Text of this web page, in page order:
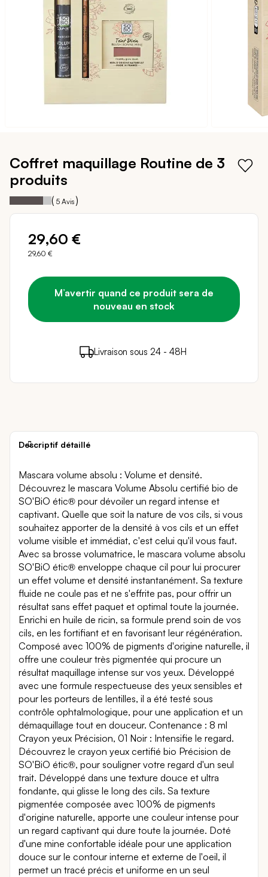
début
Galerie
d’images
Coffret maquillage Routine de 3
produits
Notation: 80
% of 100
( 5 Avis )
29,60 €
29,60 €
M’avertir quand ce produit sera de
nouveau en stock
29 points de fidélité ( 0,58 €
en achetant ce
Livraison sous 24 - 48H
Paiement sécurisé
Descriptif détaillé
Mascara volume absolu : Volume et densité.
Découvrez le mascara Volume Absolu certifié bio de
SO'BiO étic® pour dévoiler un regard intense et
captivant. Quelle que soit la nature de vos cils, si vous
souhaitez apporter de la densité à vos cils et un effet
volume visible et immédiat, c'est celui qu'il vous faut.
Avec sa brosse volumatrice, le mascara volume absolu
SO'BiO étic® enveloppe chaque cil pour lui procurer
un effet volume et densité instantanément. Sa texture
fluide ne coule pas et ne s'effrite pas, pour offrir un
résultat sans effet paquet et optimal toute la journée.
Enrichi en huile de ricin, sa formule prend soin de vos
cils, en les fortifiant et en favorisant leur régénération.
Composé avec 100% de pigments d'origine naturelle, il
offre une couleur très pigmentée qui procure un
résultat maquillage intense sur vos yeux. Développé
avec une formule respectueuse des yeux sensibles et
pour les porteurs de lentilles, il a été testé sous
contrôle ophtalmologique, pour une application et un
démaquillage tout en douceur. Contenance : 8 ml
Crayon yeux Précision, 01 Noir : Intensifie le regard.
Découvrez le crayon yeux certifié bio Précision de
SO'BiO étic®, pour souligner votre regard d'un seul
trait. Développé dans une texture douce et ultra
fondante, qui glisse le long des cils. Sa texture
pigmentée composée avec 100% de pigments
d'origine naturelle, apporte une couleur intense pour
un regard captivant qui dure toute la journée. Doté
d'une mine confortable idéale pour une application
douce sur le contour interne et externe de l'oeil, il
permet un tracé précis et uniforme en un seul